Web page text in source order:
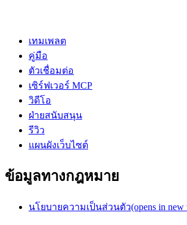
เทมเพลต
คู่มือ
ตัวเชื่อมต่อ
เซิร์ฟเวอร์ MCP
วิดีโอ
ฝ่ายสนับสนุน
รีวิว
แผนผังเว็บไซต์
ข้อมูลทางกฎหมาย
นโยบายความเป็นส่วนตัว(opens in